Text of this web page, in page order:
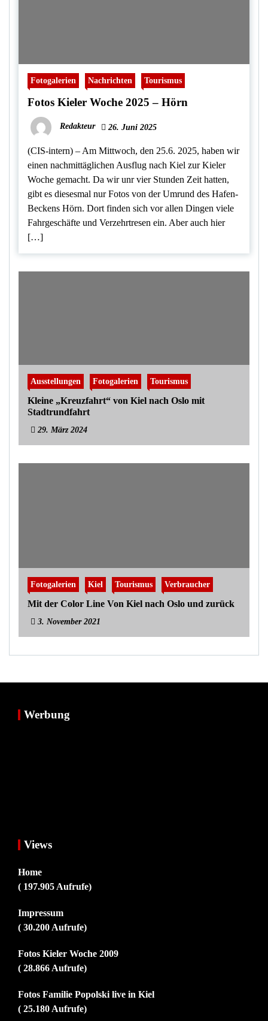
Fotogalerien Nachrichten Tourismus
Fotos Kieler Woche 2025 – Hörn
Redakteur 26. Juni 2025
(CIS-intern) – Am Mittwoch, den 25.6. 2025, haben wir
einen nachmittäglichen Ausflug nach Kiel zur Kieler
Woche gemacht. Da wir unr vier Stunden Zeit hatten,
gibt es diesesmal nur Fotos von der Umrund des Hafen-
Beckens Hörn. Dort finden sich vor allen Dingen viele
Fahrgeschäfte und Verzehrtresen ein. Aber auch hier
[…]
Ausstellungen Fotogalerien Tourismus
Kleine „Kreuzfahrt“ von Kiel nach Oslo mit
Stadtrundfahrt
29. März 2024
Fotogalerien Kiel Tourismus Verbraucher
Mit der Color Line Von Kiel nach Oslo und zurück
3. November 2021
Werbung
Views
Home
( 197.905 Aufrufe)
Impressum
( 30.200 Aufrufe)
Fotos Kieler Woche 2009
( 28.866 Aufrufe)
Fotos Familie Popolski live in Kiel
( 25.180 Aufrufe)